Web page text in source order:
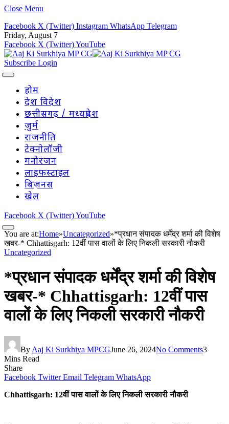
Close Menu
Facebook X (Twitter) Instagram WhatsApp Telegram
Friday, August 7
Facebook X (Twitter)YouTube
Subscribe Login
होम
देश विदेश
छत्तीसगढ़ / मध्यप्रदेश
जुर्म
राजनीति
टेक्नोलॉजी
मनोरंजन
लाइफस्टाइल
बिज़नस
खेल
Facebook X (Twitter)YouTube
You are at:Home»Uncategorized»*प्रधान संपादक धर्मेंद्र शर्मा की विशेष
खबर-* Chhattisgarh: 12वीं पास वालों के लिए निकली सरकारी नौकरी
Uncategorized
*प्रधान संपादक धर्मेंद्र शर्मा की विशेष
खबर-* Chhattisgarh: 12वीं पास
वालों के लिए निकली सरकारी नौकरी
By Aaj Ki Surkhiya MPCGJune 26, 2024No Comments3
Mins Read
Share
Facebook Twitter Email Telegram WhatsApp
Chhattisgarh: 12वीं पास वालों के लिए निकली सरकारी नौकरी